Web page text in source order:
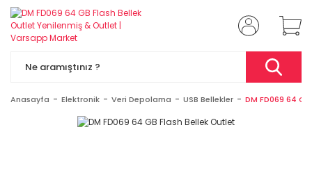
Anasayfa Elektronik Veri Depolama USB Bellekler DM FD069 64